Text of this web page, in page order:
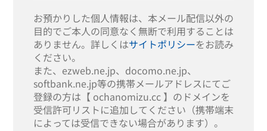
お預かりした個人情報は、本メール配信以外の
目的でご本人の同意なく無断で利用することは
ありません。詳しくはサイトポリシーをお読み
ください。
また、ezweb.ne.jp、docomo.ne.jp、
softbank.ne.jp等の携帯メールアドレスにてご
登録の方は【 ochanomizu.cc 】のドメインを
受信許可リストに追加してください（携帯端末
によっては受信できない場合があります）。